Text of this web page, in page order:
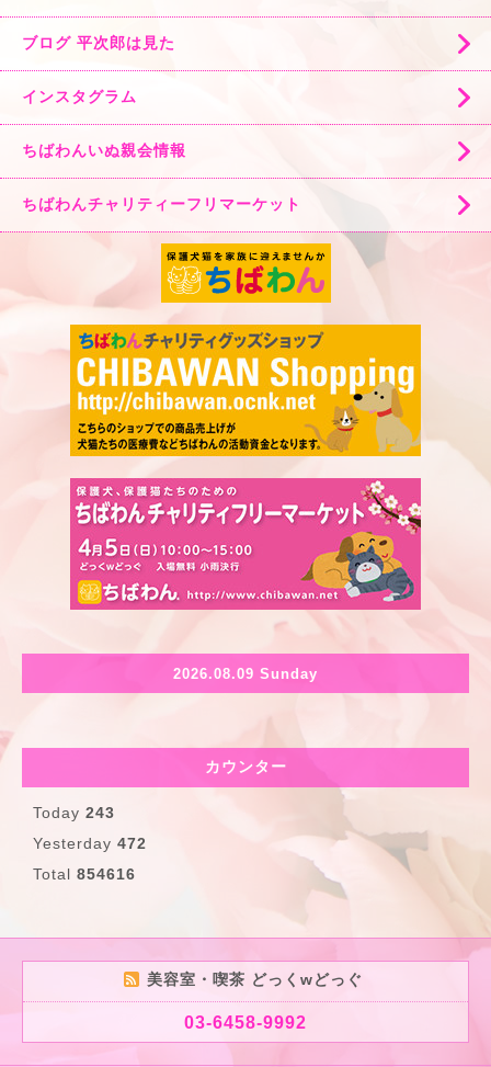
ブログ 平次郎は見た
インスタグラム
ちばわんいぬ親会情報
ちばわんチャリティーフリマーケット
2026.08.09 Sunday
カウンター
Today 243
Yesterday 472
Total 854616
美容室・喫茶 どっくwどっぐ
03-6458-9992